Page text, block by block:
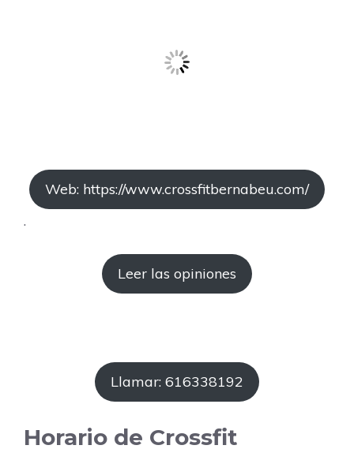
Web: https://www.crossfitbernabeu.com/
.
Leer las opiniones
Llamar: 616338192
Horario de Crossfit